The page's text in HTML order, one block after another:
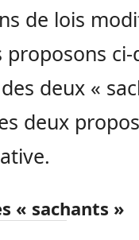
de lois
proposons ci-
deux «
deux
« sachants »